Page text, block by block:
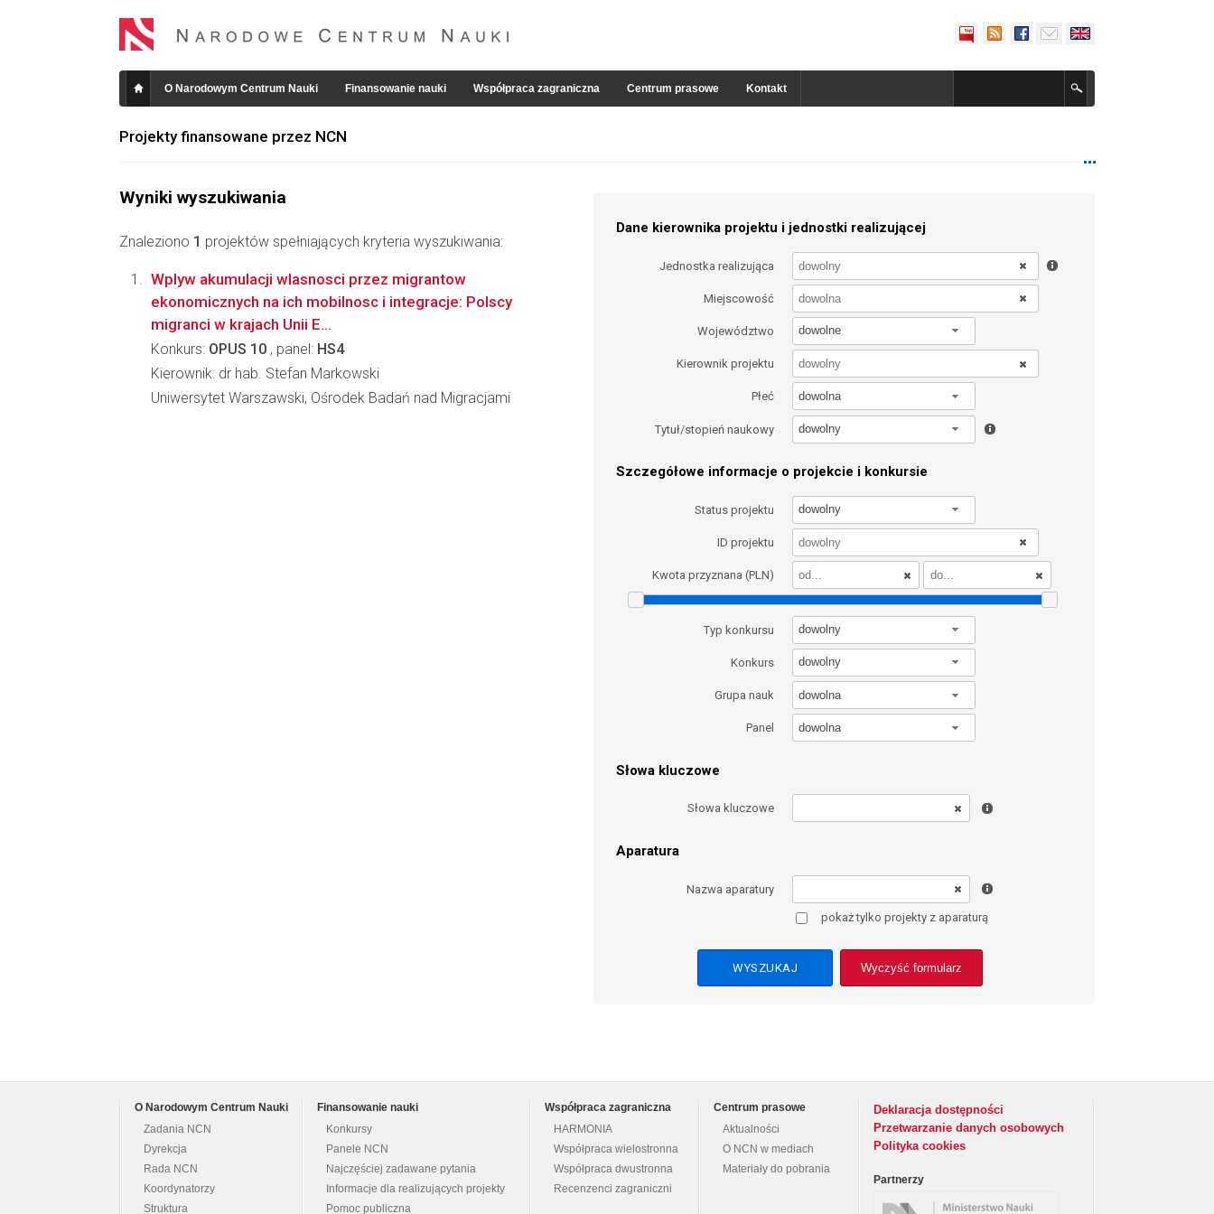
O Narodowym Centrum Nauki Finansowanie nauki Współpraca zagraniczna Centrum prasowe Kontakt
Projekty finansowane przez NCN
Wyniki wyszukiwania
Znaleziono 1 projektów spełniających kryteria wyszukiwania:
Dane kierownika projektu i jednostki realizującej
Jednostka realizująca
Miejscowość
Województwo dowolne
Kierownik projektu
Płeć dowolna
Tytuł/stopień naukowy dowolny
Szczegółowe informacje o projekcie i konkursie
Status projektu dowolny
ID projektu
Kwota przyznana (PLN)
Typ konkursu dowolny
Konkurs dowolny
Grupa nauk dowolna
Panel dowolna
Słowa kluczowe
Słowa kluczowe
Aparatura
Nazwa aparatury
pokaż tylko projekty z aparaturą
Wyczyść formularz
Wplyw akumulacji wlasnosci przez migrantow
ekonomicznych na ich mobilnosc i integracje: Polscy
migranci w krajach Unii E...
Konkurs: OPUS 10 , panel: HS4
Kierownik: dr hab. Stefan Markowski
Uniwersytet Warszawski, Ośrodek Badań nad Migracjami
O Narodowym Centrum Nauki
Zadania NCN
Dyrekcja
Rada NCN
Koordynatorzy
Struktura
Finansowanie nauki
Konkursy
Panele NCN
Najczęściej zadawane pytania
Informacje dla realizujących projekty
Pomoc publiczna
Współpraca zagraniczna
HARMONIA
Współpraca wielostronna
Współpraca dwustronna
Recenzenci zagraniczni
Centrum prasowe
Aktualności
O NCN w mediach
Materiały do pobrania
Deklaracja dostępności
Przetwarzanie danych osobowych
Polityka cookies
Partnerzy